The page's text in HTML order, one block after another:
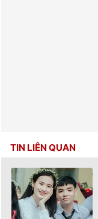
TIN LIÊN QUAN